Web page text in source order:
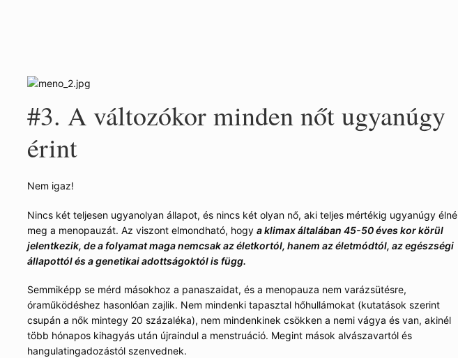
#3. A változókor minden nőt ugyanúgy
érint
Nem igaz!
Nincs két teljesen ugyanolyan állapot, és nincs két olyan nő, aki teljes mértékig ugyanúgy élné
meg a menopauzát. Az viszont elmondható, hogy a klimax általában 45-50 éves kor körül
jelentkezik, de a folyamat maga nemcsak az életkortól, hanem az életmódtól, az egészségi
állapottól és a genetikai adottságoktól is függ.
Semmiképp se mérd másokhoz a panaszaidat, és a menopauza nem varázsütésre,
óraműködéshez hasonlóan zajlik. Nem mindenki tapasztal hőhullámokat (kutatások szerint
csupán a nők mintegy 20 százaléka), nem mindenkinek csökken a nemi vágya és van, akinél
több hónapos kihagyás után újraindul a menstruáció. Megint mások alvászavartól és
hangulatingadozástól szenvednek.